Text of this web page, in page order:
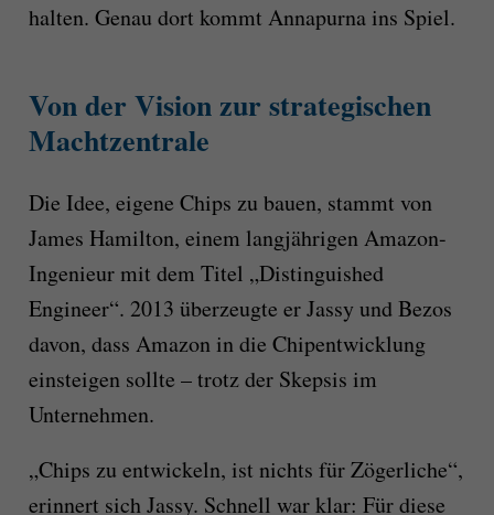
halten. Genau dort kommt Annapurna ins Spiel.
Von der Vision zur strategischen
Machtzentrale
Die Idee, eigene Chips zu bauen, stammt von
James Hamilton, einem langjährigen Amazon-
Ingenieur mit dem Titel „Distinguished
Engineer“. 2013 überzeugte er Jassy und Bezos
davon, dass Amazon in die Chipentwicklung
einsteigen sollte – trotz der Skepsis im
Unternehmen.
„Chips zu entwickeln, ist nichts für Zögerliche“,
erinnert sich Jassy. Schnell war klar: Für diese